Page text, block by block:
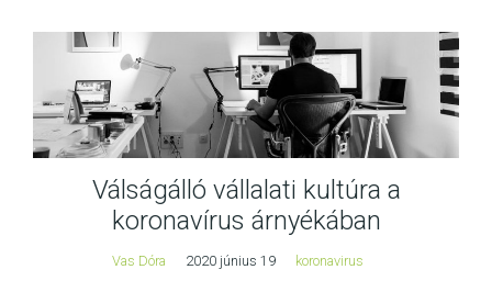
Válságálló vállalati kultúra a
koronavírus árnyékában
Vas Dóra 2020 június 19 koronavirus